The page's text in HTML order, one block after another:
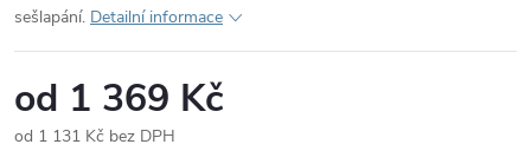
sešlapání. Detailní informace
od 1 369 Kč
od 1 131 Kč bez DPH